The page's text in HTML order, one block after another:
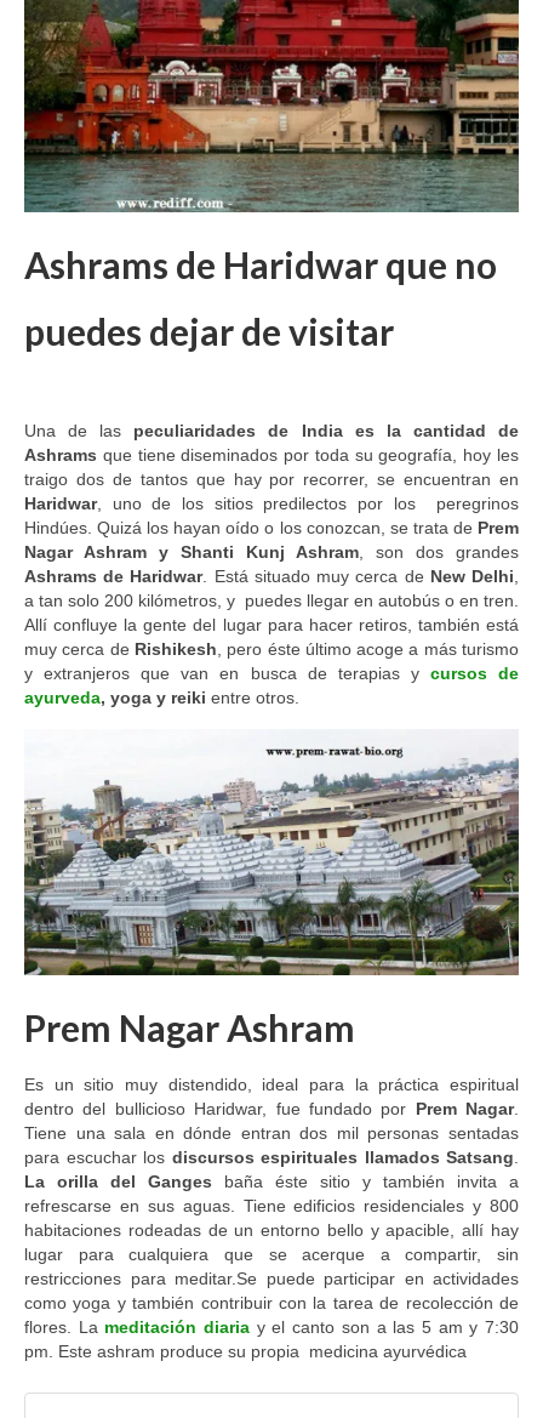
Ashrams de Haridwar que no
puedes dejar de visitar
Una de las peculiaridades de India es la cantidad de
Ashrams que tiene diseminados por toda su geografía, hoy les
traigo dos de tantos que hay por recorrer, se encuentran en
Haridwar, uno de los sitios predilectos por los peregrinos
Hindúes. Quizá los hayan oído o los conozcan, se trata de Prem
Nagar Ashram y Shanti Kunj Ashram , son dos grandes
Ashrams de Haridwar. Está situado muy cerca de New Delhi
a tan solo 200 kilómetros, y puedes llegar en autobús o en tren.
Allí confluye la gente del lugar para hacer retiros, también está
muy cerca de Rishikesh , pero éste último acoge a más turismo
y extranjeros que van en busca de terapias y cursos de
ayurveda, yoga y reiki entre otros.
Prem Nagar Ashram
Es un sitio muy distendido, ideal para la práctica espiritual
dentro del bullicioso Haridwar, fue fundado por Prem Nagar.
Tiene una sala en dónde entran dos mil personas sentadas
para escuchar los discursos espirituales llamados Satsang
La orilla del Ganges baña éste sitio y también invita a
refrescarse en sus aguas. Tiene edificios residenciales y 800
habitaciones rodeadas de un entorno bello y apacible, allí hay
lugar para cualquiera que se acerque a compartir, sin
restricciones para meditar.Se puede participar en actividades
como yoga y también contribuir con la tarea de recolección de
flores. La meditación diaria y el canto son a las 5 am y 7:30
pm. Este ashram produce su propia medicina ayurvédica